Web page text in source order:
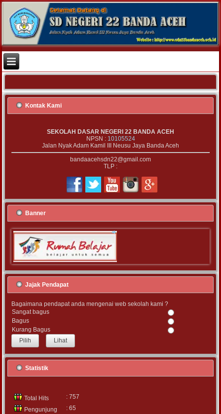
Kontak Kami
SEKOLAH DASAR NEGERI 22 BANDA ACEH
NPSN : 10105524
Jalan Nyak Adam Kamil III Neusu Jaya Banda Aceh
bandaacehsdn22@gmail.com
TLP :
Banner
Jajak Pendapat
Bagaimana pendapat anda mengenai web sekolah kami ?
Sangat bagus
Bagus
Kurang Bagus
Lihat
Statistik
Total Hits
: 757
Pengunjung
: 65